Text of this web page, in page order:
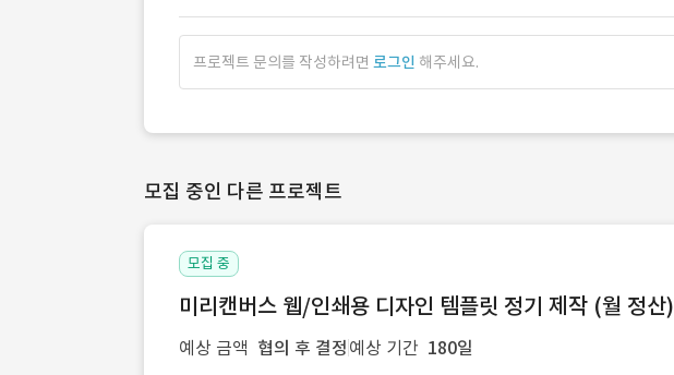
프로젝트 문의를 작성하려면 로그인 해주세요.
모집 중인 다른 프로젝트
모집 중
미리캔버스 웹/인쇄용 디자인 템플릿 정기 제작 (월 정산)
예상 금액 협의 후 결정 예상 기간 180일